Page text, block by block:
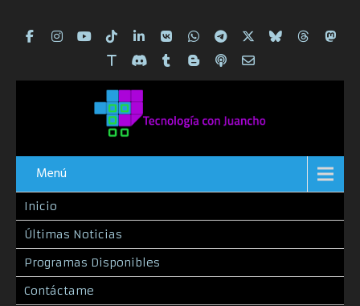
Menú
Inicio
Últimas Noticias
Programas Disponibles
Contáctame